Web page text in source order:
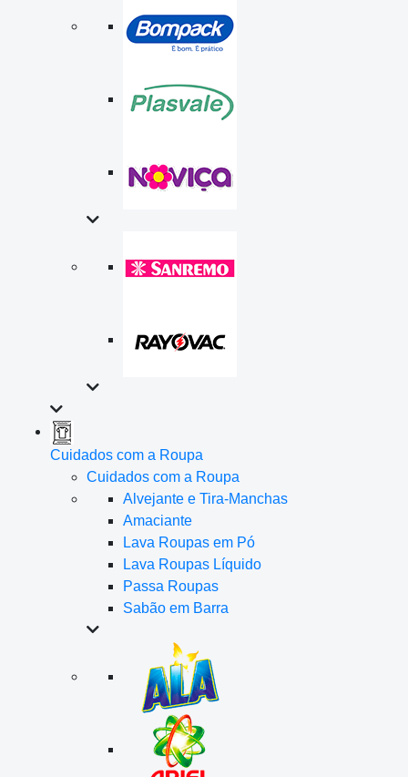
Cuidados com a Roupa
Cuidados com a Roupa
Alvejante e Tira-Manchas
Amaciante
Lava Roupas em Pó
Lava Roupas Líquido
Passa Roupas
Sabão em Barra